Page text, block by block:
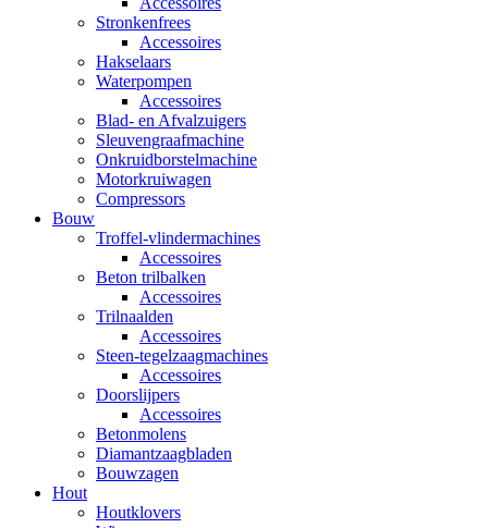
Stronkenfrees
Accessoires
Hakselaars
Waterpompen
Accessoires
Blad- en Afvalzuigers
Sleuvengraafmachine
Onkruidborstelmachine
Motorkruiwagen
Compressors
Bouw
Troffel-vlindermachines
Accessoires
Beton trilbalken
Accessoires
Trilnaalden
Accessoires
Steen-tegelzaagmachines
Accessoires
Doorslijpers
Accessoires
Betonmolens
Diamantzaagbladen
Bouwzagen
Hout
Houtklovers